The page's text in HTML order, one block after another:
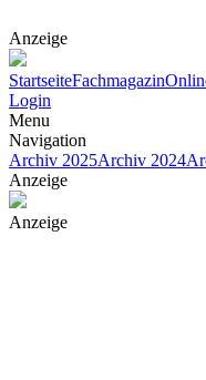
Anzeige
StartseiteFachmagazin
Login
Menu
Navigation
Archiv 2025Archiv 2024
Anzeige
Anzeige